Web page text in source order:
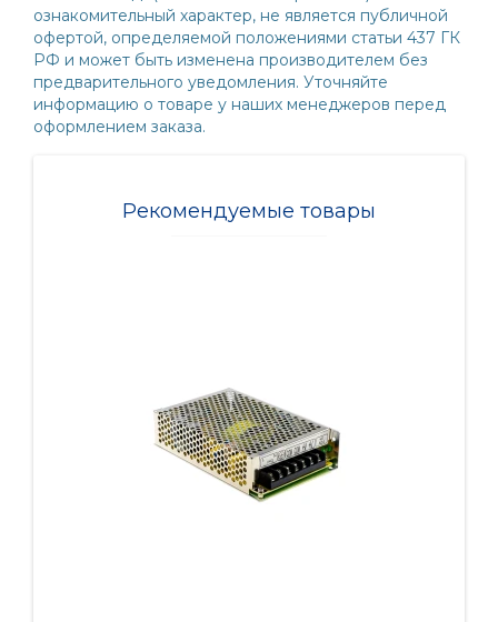
ознакомительный характер, не является публичной
офертой, определяемой положениями статьи 437 ГК
РФ и может быть изменена производителем без
предварительного уведомления. Уточняйте
информацию о товаре у наших менеджеров перед
оформлением заказа.
Рекомендуемые товары